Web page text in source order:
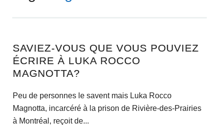
SAVIEZ-VOUS QUE VOUS POUVIEZ
ÉCRIRE À LUKA ROCCO
MAGNOTTA?
Peu de personnes le savent mais Luka Rocco
Magnotta, incarcéré à la prison de Rivière-des-Prairies
à Montréal, reçoit de...